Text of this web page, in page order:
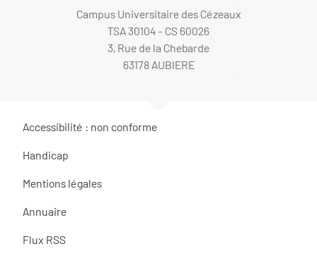
Campus Universitaire des Cézeaux
TSA 30104 - CS 60026
3, Rue de la Chebarde
63178 AUBIERE
Accessibilité : non conforme
Handicap
Mentions légales
Annuaire
Flux RSS